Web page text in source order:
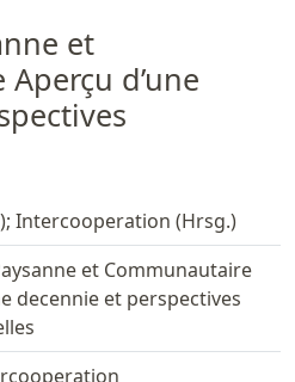
et
d’une
Intercooperation (Hrsg.)
et Communautaire
decennie et perspectives